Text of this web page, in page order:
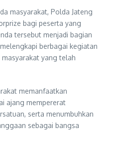
masyarakat, Polda Jateng
bagi peserta yang
tersebut menjadi bagian
berbagai kegiatan
yang telah
memanfaatkan
ajang mempererat
serta menumbuhkan
sebagai bangsa